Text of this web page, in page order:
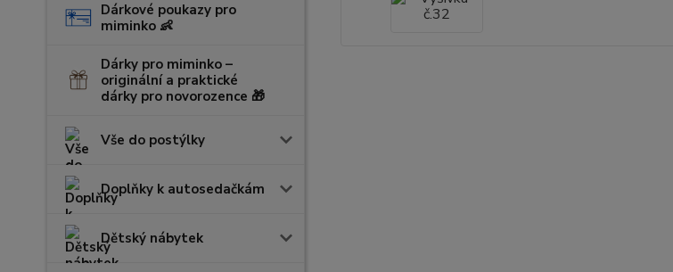
Dárkové poukazy pro
miminko 👶
Dárky pro miminko –
originální a praktické
dárky pro novorozence 🎁
Vše do postýlky
Doplňky k autosedačkám
Dětský nábytek